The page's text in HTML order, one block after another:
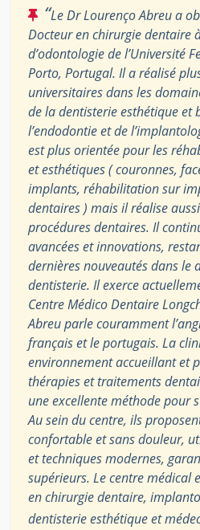
“Le Dr Lourenço Abreu a
Docteur en chirurgie dentaire
d’odontologie de l’Université
Porto, Portugal. Il a réalisé
universitaires dans les
de la dentisterie esthétique et
l’endodontie et de
est plus orientée pour les
et esthétiques ( couronnes,
implants, réhabilitation sur
dentaires ) mais il réalise
procédures dentaires. Il
avancées et innovations,
dernières nouveautés dans le
dentisterie. Il exerce
Centre Médico Dentaire
Abreu parle couramment
français et le portugais. La
environnement accueillant et
thérapies et traitements
une excellente méthode pour
Au sein du centre, ils
confortable et sans douleur,
et techniques modernes,
supérieurs. Le centre médical
en chirurgie dentaire,
dentisterie esthétique et